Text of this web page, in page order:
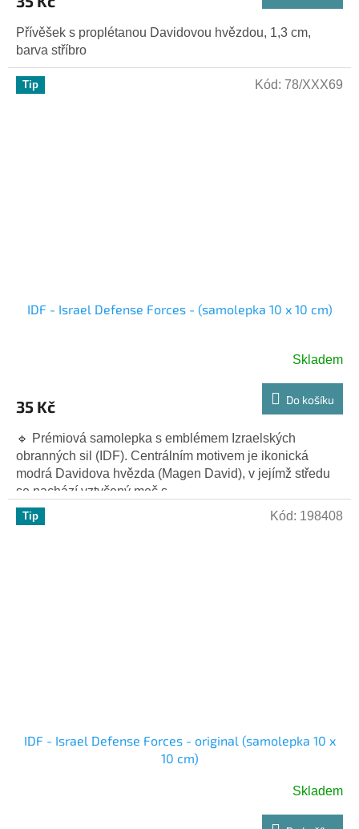
Přívěšek s proplétanou Davidovou hvězdou, 1,3 cm,
barva stříbro
Tip
IDF - Israel Defense Forces - (samolepka 10 x 10 cm)
Skladem
35 Kč Do košíku
🔹 Prémiová samolepka s emblémem Izraelských
obranných sil (IDF). Centrálním motivem je ikonická
modrá Davidova hvězda (Magen David), v jejímž středu
se nachází vztyčený meč s...
Kód: 78/XXX69
Tip
IDF - Israel Defense Forces - original (samolepka 10 x
10 cm)
Skladem
Kód: 198408